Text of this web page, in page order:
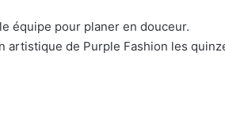
équipe pour planer en douceur.
de Purple Fashion les